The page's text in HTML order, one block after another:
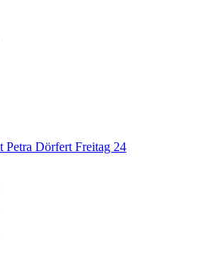
Petra Dörfert Freitag 24